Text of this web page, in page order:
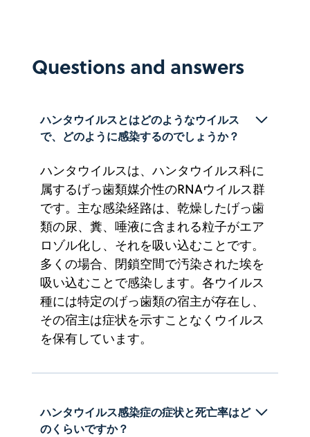
Questions and answers
ハンタウイルスとはどのようなウイルス
で、どのように感染するのでしょうか？
ハンタウイルスは、ハンタウイルス科に
属するげっ歯類媒介性のRNAウイルス群
です。主な感染経路は、乾燥したげっ歯
類の尿、糞、唾液に含まれる粒子がエア
ロゾル化し、それを吸い込むことです。
多くの場合、閉鎖空間で汚染された埃を
吸い込むことで感染します。各ウイルス
種には特定のげっ歯類の宿主が存在し、
その宿主は症状を示すことなくウイルス
を保有しています。
ハンタウイルス感染症の症状と死亡率はど
のくらいですか？